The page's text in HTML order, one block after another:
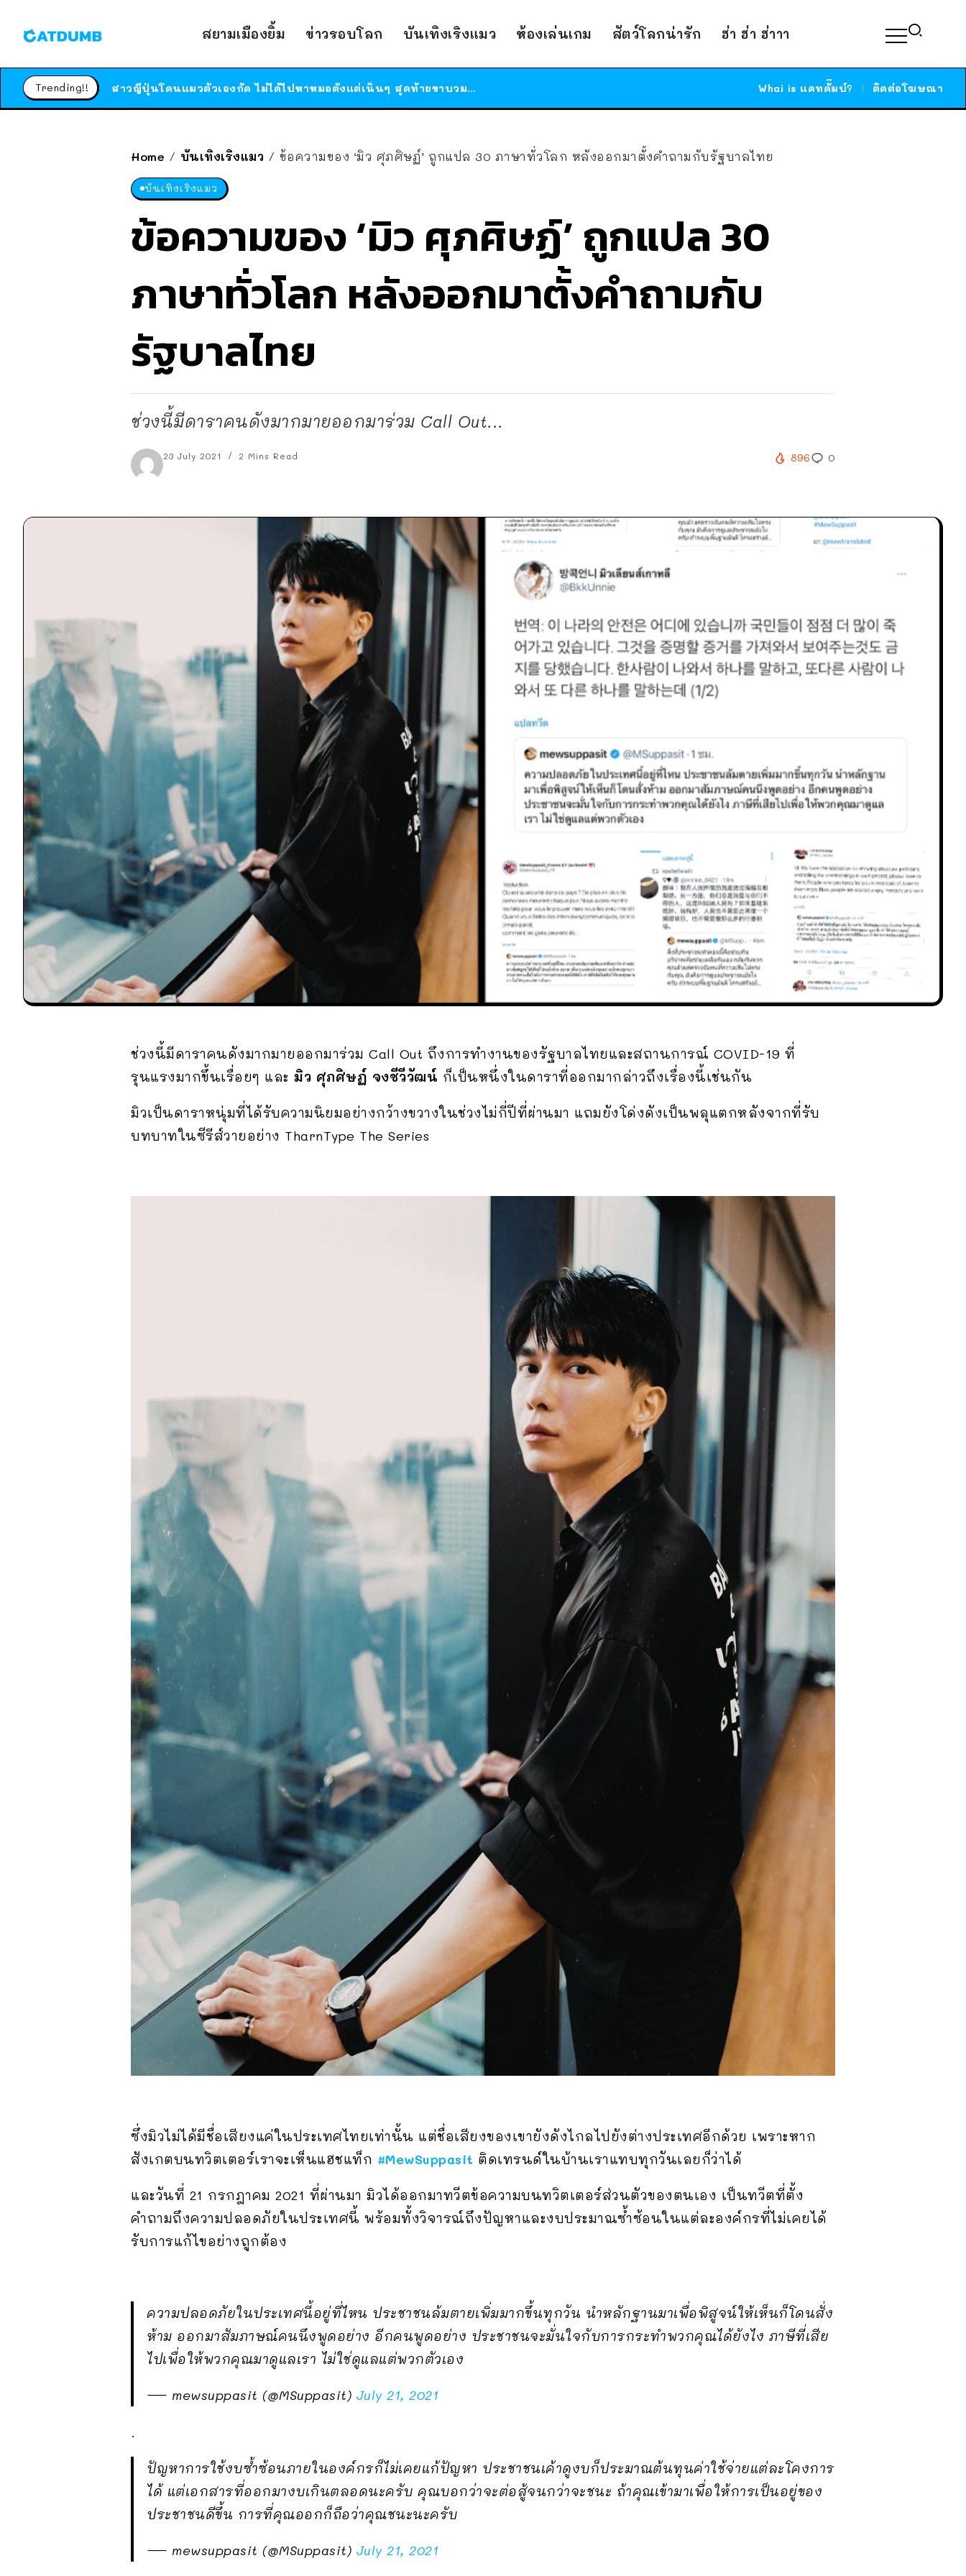
สยามเมืองยิ้ม ข่าวรอบโลก บันเทิงเริงแมว ห้องเล่นเกม สัตว์โลกน่ารัก ฮ่า ฮ่า ฮ่าาา
Trending!!
ร้านอาหารในนิวยอร์กประกาศปิดตัวลง หลังอยู่มานานกว่า 45 ปี ติดป้ายขอบคุณลูกค้าทุกคน แถมสูตรทำไวท์ซอสให้แบบจัดเต็ม
ได้เวลาเด็กหนวดรวมตัว RF Online Next เปิดให้เล่นแล้ว เกม Sci-Fi MMORPG ระดับตำนาน เล่นได้ทั้งมือถือและ PC Whai is แคทดั๊มบ์? ติดต่อโฆษณา
Home / บันเทิงเริงแมว / ข้อความของ ‘มิว ศุภศิษฏ์’ ถูกแปล 30 ภาษาทั่วโลก หลังออกมาตั้งคำถามกับรัฐบาลไทย
บันเทิงเริงแมว
ข้อความของ ‘มิว ศุภศิษฏ์’ ถูกแปล 30
ภาษาทั่วโลก หลังออกมาตั้งคำถามกับ
รัฐบาลไทย
ช่วงนี้มีดาราคนดังมากมายออกมาร่วม Call Out...
23 July 2021 2 Mins Read 896 0
ช่วงนี้มีดาราคนดังมากมายออกมาร่วม Call Out ถึงการทำงานของรัฐบาลไทยและสถานการณ์ COVID-19 ที่
รุนแรงมากขึ้นเรื่อยๆ และ มิว ศุภศิษฏ์ จงชีวีวัฒน์ ก็เป็นหนึ่งในดาราที่ออกมากล่าวถึงเรื่องนี้เช่นกัน
มิวเป็นดาราหนุ่มที่ได้รับความนิยมอย่างกว้างขวางในช่วงไม่กี่ปีที่ผ่านมา แถมยังโด่งดังเป็นพลุแตกหลังจากที่รับ
บทบาทในซีรีส์วายอย่าง TharnType The Series
ซึ่งมิวไม่ได้มีชื่อเสียงแค่ในประเทศไทยเท่านั้น แต่ชื่อเสียงของเขายังดังไกลไปยังต่างประเทศอีกด้วย เพราะหาก
สังเกตบนทวิตเตอร์เราจะเห็นแฮชแท็ก #MewSuppasit ติดเทรนด์ในบ้านเราแทบทุกวันเลยก็ว่าได้
และวันที่ 21 กรกฎาคม 2021 ที่ผ่านมา มิวได้ออกมาทวีตข้อความบนทวิตเตอร์ส่วนตัวของตนเอง เป็นทวีตที่ตั้ง
คำถามถึงความปลอดภัยในประเทศนี้ พร้อมทั้งวิจารณ์ถึงปัญหาและงบประมาณซ้ำซ้อนในแต่ละองค์กรที่ไม่เคยได้
รับการแก้ไขอย่างถูกต้อง
ความปลอดภัยในประเทศนี้อยู่ที่ไหน ประชาชนล้มตายเพิ่มมากขึ้นทุกวัน นำหลักฐานมาเพื่อพิสูจน์ให้เห็นก็โดนสั่ง
ห้าม ออกมาสัมภาษณ์คนนึงพูดอย่าง อีกคนพูดอย่าง ประชาชนจะมั่นใจกับการกระทำพวกคุณได้ยังไง ภาษีที่เสีย
ไปเพื่อให้พวกคุณมาดูแลเรา ไม่ใช่ดูแลแต่พวกตัวเอง
— mewsuppasit (@MSuppasit) July 21, 2021
.
ปัญหาการใช้งบซ้ำซ้อนภายในองค์กรก็ไม่เคยแก้ปัญหา ประชาชนเค้าดูงบก็ประมาณต้นทุนค่าใช้จ่ายแต่ละโคงการ
ได้ แต่เอกสารที่ออกมางบเกินตลอดนะครับ คุณบอกว่าจะต่อสู้จนกว่าจะชนะ ถ้าคุณเข้ามาเพื่อให้การเป็นอยู่ของ
ประชาชนดีขึ้น การที่คุณออกก็ถือว่าคุณชนะนะครับ
— mewsuppasit (@MSuppasit) July 21, 2021